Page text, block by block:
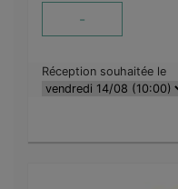
-
Réception souhaitée le